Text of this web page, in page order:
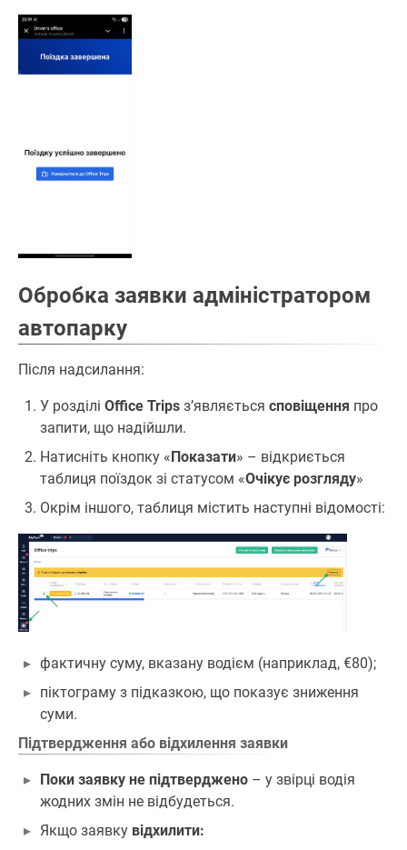
Обробка заявки адміністратором
автопарку
Після надсилання:
У розділі Office Trips зʼявляється сповіщення про
запити, що надійшли.
Натисніть кнопку «Показати» – відкриється
таблиця поїздок зі статусом «Очікує розгляду»
Окрім іншого, таблиця містить наступні відомості:
фактичну суму, вказану водієм (наприклад, €80);
піктограму з підказкою, що показує зниження
суми.
Підтвердження або відхилення заявки
Поки заявку не підтверджено – у звірці водія
жодних змін не відбудеться.
Якщо заявку відхилити: